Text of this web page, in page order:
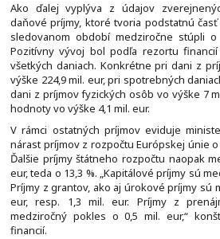
Ako ďalej vyplýva z údajov
daňové príjmy, ktoré tvoria podstatnú
sledovanom období medziročne stúpli
Pozitívny vývoj bol podľa rezortu
všetkých daniach. Konkrétne pri dani z
výške 224,9 mil. eur, pri spotrebných
dani z príjmov fyzických osôb vo výške 7
hodnoty vo výške 4,1 mil. eur.
V rámci ostatných príjmov eviduje
nárast príjmov z rozpočtu Európskej únie o
Ďalšie príjmy štátneho rozpočtu naopak
eur, teda o 13,3 %. „Kapitálové príjmy sú
Príjmy z grantov, ako aj úrokové príjmy sú
eur, resp. 1,3 mil. eur. Príjmy z
medziročný pokles o 0,5 mil. eur,“
financií.